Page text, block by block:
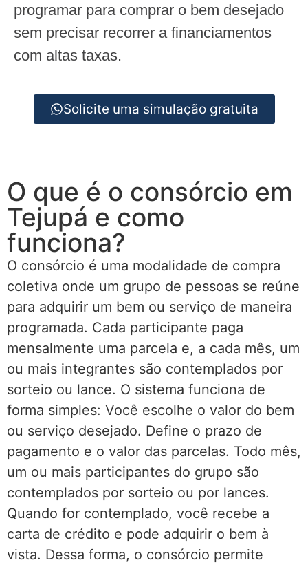
programar para comprar o bem desejado
sem precisar recorrer a financiamentos
com altas taxas.
Solicite uma simulação gratuita
O que é o consórcio em
Tejupá e como
funciona?
O consórcio é uma modalidade de compra
coletiva onde um grupo de pessoas se reúne
para adquirir um bem ou serviço de maneira
programada. Cada participante paga
mensalmente uma parcela e, a cada mês, um
ou mais integrantes são contemplados por
sorteio ou lance. O sistema funciona de
forma simples: Você escolhe o valor do bem
ou serviço desejado. Define o prazo de
pagamento e o valor das parcelas. Todo mês,
um ou mais participantes do grupo são
contemplados por sorteio ou por lances.
Quando for contemplado, você recebe a
carta de crédito e pode adquirir o bem à
vista. Dessa forma, o consórcio permite